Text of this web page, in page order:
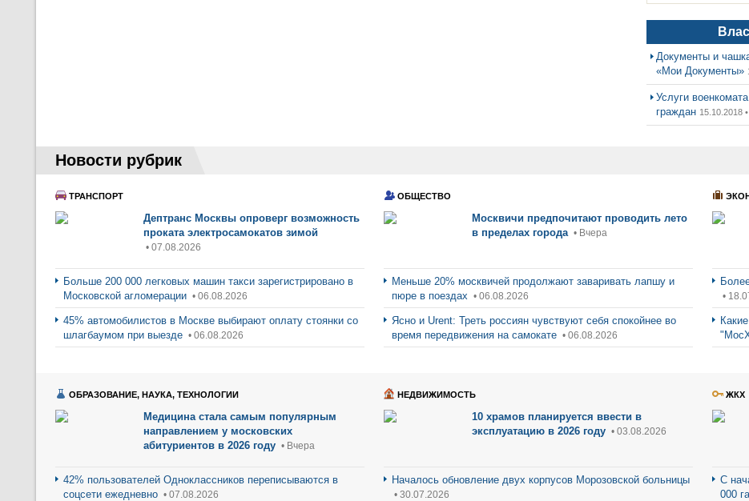
Документы и
«Мои Документы»
Услуги
граждан 15.10.2018 •
Новости рубрик
ТРАНСПОРТ
Дептранс Москвы опроверг возможность
проката электросамокатов зимой
• 07.08.2026
Больше 200 000 легковых машин такси зарегистрировано в
Московской агломерации • 06.08.2026
45% автомобилистов в Москве выбирают оплату стоянки со
шлагбаумом при выезде • 06.08.2026
ОБЩЕСТВО
Москвичи предпочитают проводить лето
в пределах города • Вчера
Меньше 20% москвичей продолжают заваривать лапшу и
пюре в поездах • 06.08.2026
Ясно и Urent: Треть россиян чувствуют себя спокойнее во
время передвижения на самокате • 06.08.2026
•
ОБРАЗОВАНИЕ, НАУКА, ТЕХНОЛОГИИ
Медицина стала самым популярным
направлением у московских
абитуриентов в 2026 году • Вчера
42% пользователей Одноклассников переписываются в
соцсети ежедневно • 07.08.2026
НЕДВИЖИМОСТЬ
10 храмов планируется ввести в
эксплуатацию в 2026 году • 03.08.2026
Началось обновление двух корпусов Морозовской больницы
• 30.07.2026
ЖКХ
С
000